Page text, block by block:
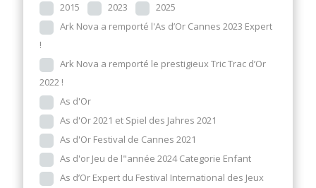
2015 2023
2025
Ark Nova a remporté l'As d’Or Cannes 2023 Expert
!
Ark Nova a remporté le prestigieux Tric Trac d’Or
2022 !
As d'Or
As d'Or 2021 et Spiel des Jahres 2021
As d'Or Festival de Cannes 2021
As d'or Jeu de l"année 2024 Categorie Enfant
As d’Or Expert du Festival International des Jeux